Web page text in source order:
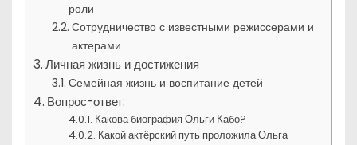
роли
Сотрудничество с известными режиссерами и
актерами
Личная жизнь и достижения
Семейная жизнь и воспитание детей
Вопрос-ответ:
Какова биография Ольги Кабо?
Какой актёрский путь проложила Ольга